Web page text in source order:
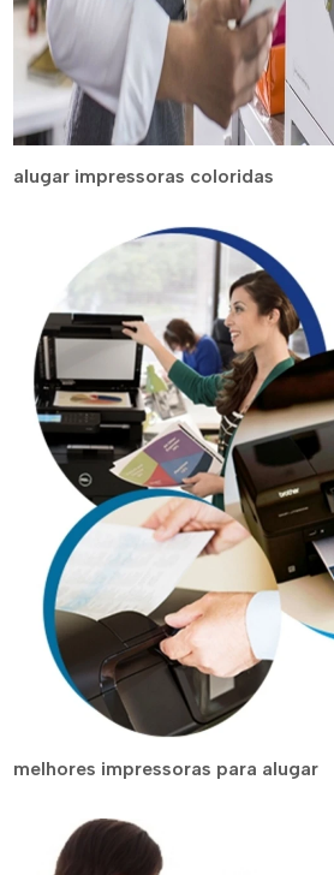
alugar impressoras coloridas
melhores impressoras para alugar